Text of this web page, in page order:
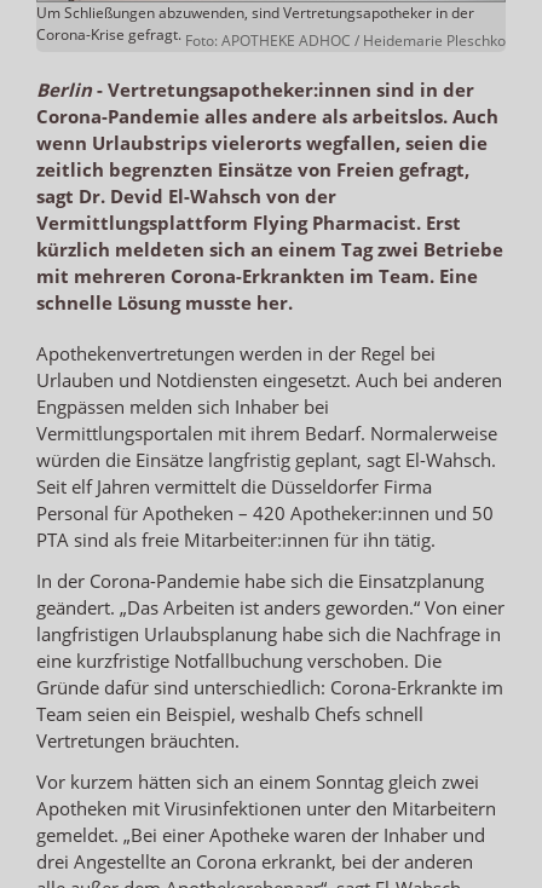
Um Schließungen abzuwenden, sind Vertretungsapotheker in der
Corona-Krise gefragt. Foto: APOTHEKE ADHOC / Heidemarie Pleschko
Berlin- Vertretungsapotheker:innen sind in der
Corona-Pandemie alles andere als arbeitslos. Auch
wenn Urlaubstrips vielerorts wegfallen, seien die
zeitlich begrenzten Einsätze von Freien gefragt,
sagt Dr. Devid El-Wahsch von der
Vermittlungsplattform Flying Pharmacist. Erst
kürzlich meldeten sich an einem Tag zwei Betriebe
mit mehreren Corona-Erkrankten im Team. Eine
schnelle Lösung musste her.
Apothekenvertretungen werden in der Regel bei
Urlauben und Notdiensten eingesetzt. Auch bei anderen
Engpässen melden sich Inhaber bei
Vermittlungsportalen mit ihrem Bedarf. Normalerweise
würden die Einsätze langfristig geplant, sagt El-Wahsch.
Seit elf Jahren vermittelt die Düsseldorfer Firma
Personal für Apotheken – 420 Apotheker:innen und 50
PTA sind als freie Mitarbeiter:innen für ihn tätig.
In der Corona-Pandemie habe sich die Einsatzplanung
geändert. „Das Arbeiten ist anders geworden.“ Von einer
langfristigen Urlaubsplanung habe sich die Nachfrage in
eine kurzfristige Notfallbuchung verschoben. Die
Gründe dafür sind unterschiedlich: Corona-Erkrankte im
Team seien ein Beispiel, weshalb Chefs schnell
Vertretungen bräuchten.
Vor kurzem hätten sich an einem Sonntag gleich zwei
Apotheken mit Virusinfektionen unter den Mitarbeitern
gemeldet. „Bei einer Apotheke waren der Inhaber und
drei Angestellte an Corona erkrankt, bei der anderen